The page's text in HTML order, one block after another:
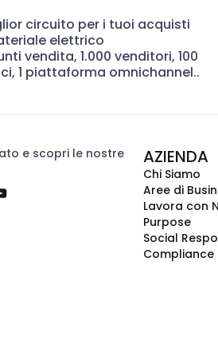
circuito per i tuoi acquisti
elettrico
vendita, 1.000 venditori, 100
1 piattaforma omnichannel..
e scopri le nostre
AZIENDA
Chi Siamo
Aree di
Lavora con
Purpose
Social
Compliance